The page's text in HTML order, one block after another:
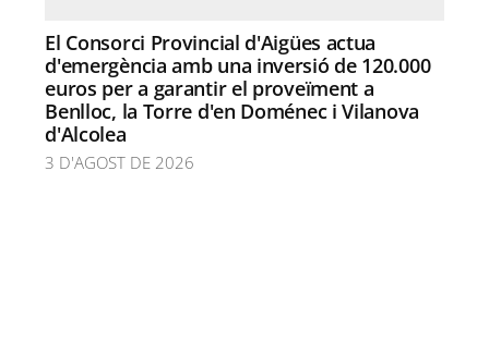
El Consorci Provincial d'Aigües actua
d'emergència amb una inversió de 120.000
euros per a garantir el proveïment a
Benlloc, la Torre d'en Doménec i Vilanova
d'Alcolea
3 D'AGOST DE 2026